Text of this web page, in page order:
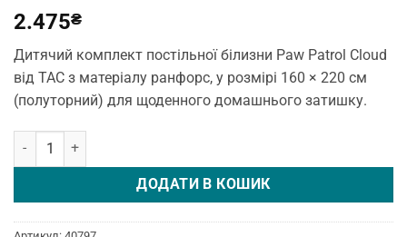
2.475₴
Дитячий комплект постільної білизни Paw Patrol Cloud
від TAC з матеріалу ранфорс, у розмірі 160 × 220 см
(полуторний) для щоденного домашнього затишку.
Постільна білизна Disney 160 × 220 см (полуторний) Paw Patrol
ДОДАТИ В КОШИК